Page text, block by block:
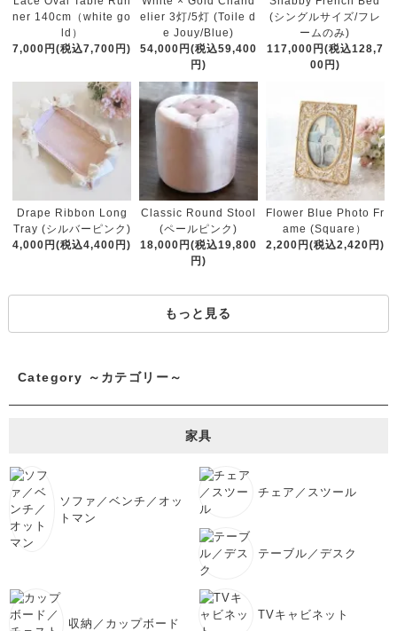
ner 140cm（white go
ld）
7,000円(税込7,700円)
elier 3灯/5灯 (Toile d
e Jouy/Blue)
54,000円(税込59,400
円)
(シングルサイズ/フレ
ームのみ)
117,000円(税込128,7
00円)
Drape Ribbon Long
Tray (シルバーピンク)
4,000円(税込4,400円)
Classic Round Stool
(ペールピンク)
18,000円(税込19,800
円)
Flower Blue Photo Fr
ame (Square）
2,200円(税込2,420円)
もっと見る
Category ～カテゴリー～
家具
ソファ／ベンチ／オッ
トマン
チェア／スツール
テーブル／デスク
収納／カップボード
TVキャビネット